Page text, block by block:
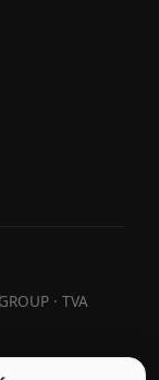
· TVA